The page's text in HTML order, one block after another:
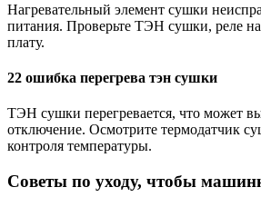
Нагревательный элемент сушки
питания. Проверьте ТЭН сушки, реле
плату.
22 ошибка перегрева тэн сушки
ТЭН сушки перегревается, что может
отключение. Осмотрите термодатчик
контроля температуры.
Советы по уходу, чтобы